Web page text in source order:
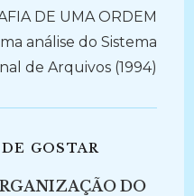
DE UMA ORDEM
análise do Sistema
de Arquivos (1994)
GOSTAR
DO